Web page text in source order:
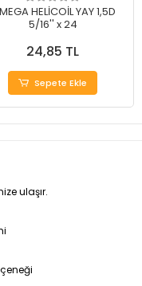
HELİCOİL YAY 1,5D
5/16'' x 24
24,85 TL
Sepete Ekle
ulaşır.